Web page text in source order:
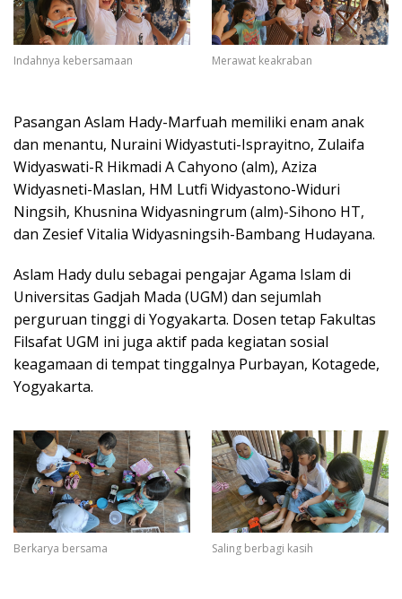
Indahnya kebersamaan Merawat keakraban
Pasangan Aslam Hady-Marfuah memiliki enam anak
dan menantu, Nuraini Widyastuti-Isprayitno, Zulaifa
Widyaswati-R Hikmadi A Cahyono (alm), Aziza
Widyasneti-Maslan, HM Lutfi Widyastono-Widuri
Ningsih, Khusnina Widyasningrum (alm)-Sihono HT,
dan Zesief Vitalia Widyasningsih-Bambang Hudayana.
Aslam Hady dulu sebagai pengajar Agama Islam di
Universitas Gadjah Mada (UGM) dan sejumlah
perguruan tinggi di Yogyakarta. Dosen tetap Fakultas
Filsafat UGM ini juga aktif pada kegiatan sosial
keagamaan di tempat tinggalnya Purbayan, Kotagede,
Yogyakarta.
Berkarya bersama Saling berbagi kasih